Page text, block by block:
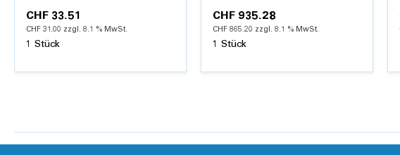
Medela Absaugpumpen
CHF 33.51
CHF 31.00 zzgl. 8.1 % MwSt.
1 Stück
CHF 935.28
CHF 865.20 zzgl. 8.1 % MwSt.
1 Stück